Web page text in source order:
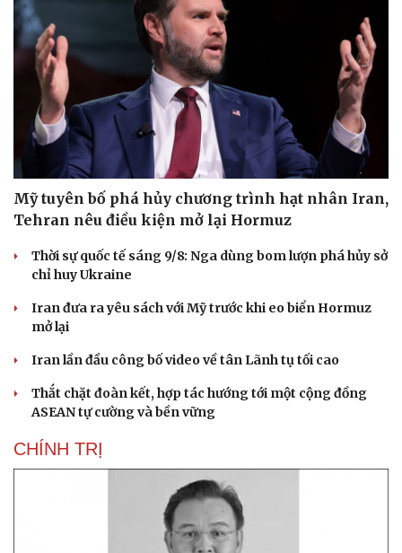
Đời sống
Nhà đẹp
Mỹ tuyên bố phá hủy chương trình hạt nhân Iran,
Tehran nêu điều kiện mở lại Hormuz
Thời sự quốc tế sáng 9/8: Nga dùng bom lượn phá hủy sở
chỉ huy Ukraine
Iran đưa ra yêu sách với Mỹ trước khi eo biển Hormuz
mở lại
Iran lần đầu công bố video về tân Lãnh tụ tối cao
Thắt chặt đoàn kết, hợp tác hướng tới một cộng đồng
ASEAN tự cường và bền vững
CHÍNH TRỊ